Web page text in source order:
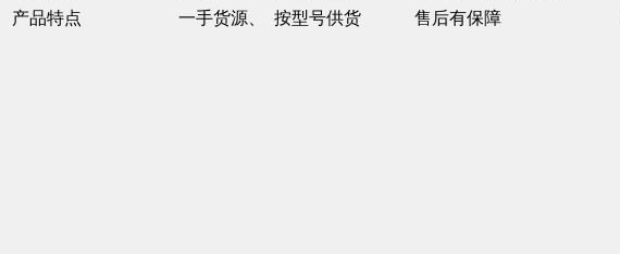
产品特点
一手货源、 按型号供货 售后有保障